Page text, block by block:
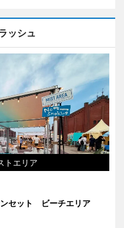
ッシュ
トエリア
ンセット ビーチエリア